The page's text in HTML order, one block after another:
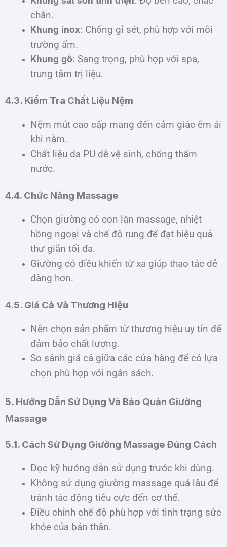
chắn.
Khung inox: Chống gỉ sét, phù hợp với môi
trường ẩm.
Khung gỗ: Sang trọng, phù hợp với spa,
trung tâm trị liệu.
4.3. Kiểm Tra Chất Liệu Nệm
Nệm mút cao cấp mang đến cảm giác êm ái
khi nằm.
Chất liệu da PU dễ vệ sinh, chống thấm
nước.
4.4. Chức Năng Massage
Chọn giường có con lăn massage, nhiệt
hồng ngoại và chế độ rung để đạt hiệu quả
thư giãn tối đa.
Giường có điều khiển từ xa giúp thao tác dễ
dàng hơn.
4.5. Giá Cả Và Thương Hiệu
Nên chọn sản phẩm từ thương hiệu uy tín để
đảm bảo chất lượng.
So sánh giá cả giữa các cửa hàng để có lựa
chọn phù hợp với ngân sách.
5. Hướng Dẫn Sử Dụng Và Bảo Quản Giường
Massage
5.1. Cách Sử Dụng Giường Massage Đúng Cách
Đọc kỹ hướng dẫn sử dụng trước khi dùng.
Không sử dụng giường massage quá lâu để
tránh tác động tiêu cực đến cơ thể.
Điều chỉnh chế độ phù hợp với tình trạng sức
khỏe của bản thân.